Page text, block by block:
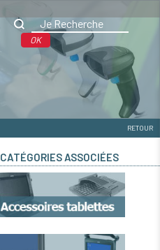
OK
RETOUR
CATÉGORIES ASSOCIÉES